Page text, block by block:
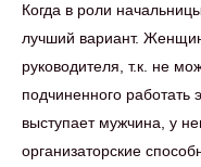
Когда в роли
лучший вариант.
руководителя, т.к. не
подчиненного
выступает мужчина, у
организаторские